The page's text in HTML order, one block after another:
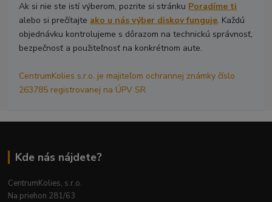
Ak si nie ste istí výberom, pozrite si stránku Poradíme ti
alebo si prečítajte ako u nás výber diskov funguje. Každú
objednávku kontrolujeme s dôrazom na technickú správnosť,
bezpečnosť a použiteľnosť na konkrétnom aute.
CentrumKolies s.r.o. je majiteľom ochrannej známky číslo
263785 registrovanej na ÚPV SR
Kde nás nájdete?
CentrumKolies, s.r.o.
Na priehon 281/63